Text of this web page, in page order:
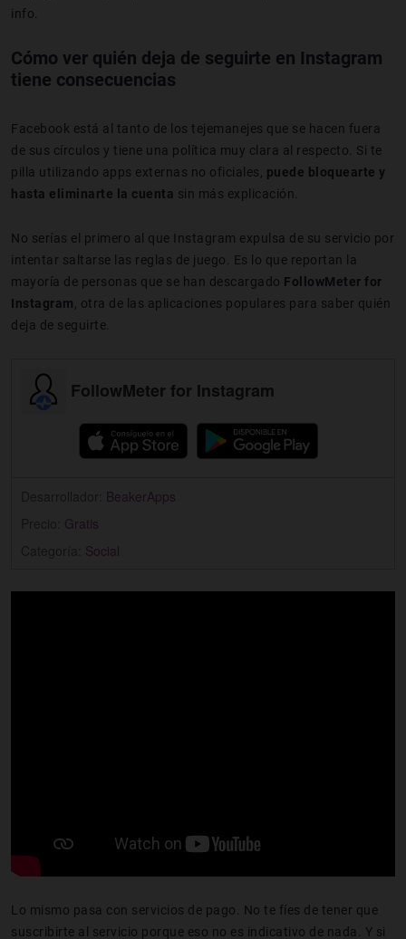
info.
Cómo ver quién deja de seguirte en Instagram
tiene consecuencias
Facebook está al tanto de los tejemanejes que se hacen fuera
de sus círculos y tiene una política muy clara al respecto. Si te
pilla utilizando apps externas no oficiales, puede bloquearte y
hasta eliminarte la cuenta sin más explicación.
No serías el primero al que Instagram expulsa de su servicio por
intentar saltarse las reglas de juego. Es lo que reportan la
mayoría de personas que se han descargado FollowMeter for
Instagram , otra de las aplicaciones populares para saber quién
deja de seguirte.
FollowMeter for Instagram
BeakerApps
Gratis
Social
Lo mismo pasa con servicios de pago. No te fíes de tener que
suscribirte al servicio porque eso no es indicativo de nada. Y si